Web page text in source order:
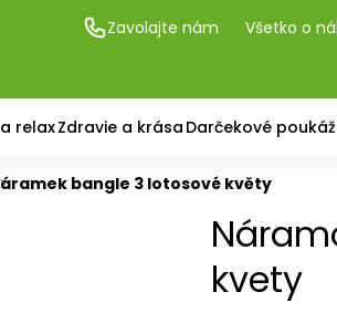
Zavolajte nám Všetko o
relaxZdravie a krása Darčekové
bangle 3 lotosové květy
kvety